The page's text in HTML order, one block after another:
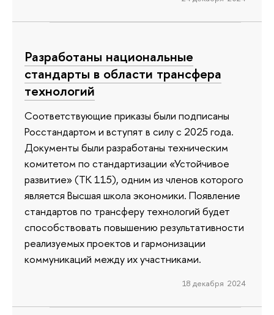
Разработаны национальные
стандарты в области трансфера
технологий
Соответствующие приказы были подписаны
Росстандартом и вступят в силу с 2025 года.
Документы были разработаны техническим
комитетом по стандартизации «Устойчивое
развитие» (ТК 115), одним из членов которого
является Высшая школа экономики. Появление
стандартов по трансферу технологий будет
способствовать повышению результативности
реализуемых проектов и гармонизации
коммуникаций между их участниками.
18 декабря 2024